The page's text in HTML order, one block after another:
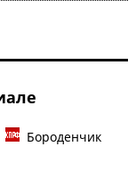
Бороденчик